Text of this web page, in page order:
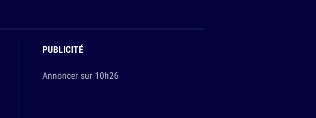
PUBLICITÉ
Annoncer sur 10h26